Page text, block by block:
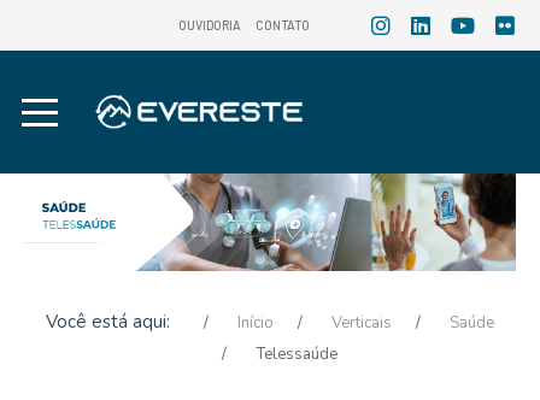
OUVIDORIA CONTATO
Você está aqui: Início Verticais
Saúde
Telessaúde